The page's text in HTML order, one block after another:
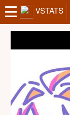
VSTATS